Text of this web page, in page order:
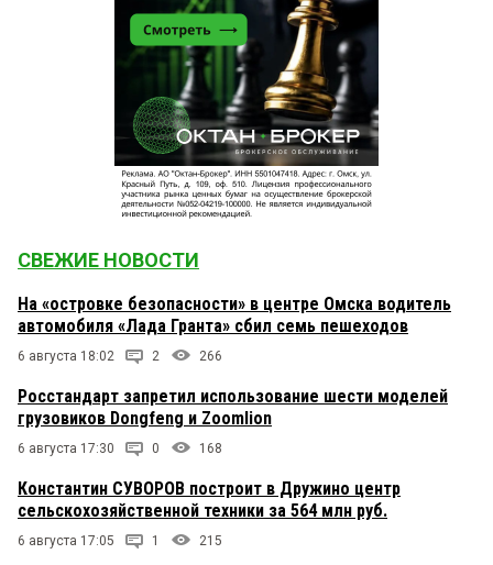
СВЕЖИЕ НОВОСТИ
На «островке безопасности» в центре Омска водитель
автомобиля «Лада Гранта» сбил семь пешеходов
6 августа 18:02 2 266
Росстандарт запретил использование шести моделей
грузовиков Dongfeng и Zoomlion
6 августа 17:30 0 168
Константин СУВОРОВ построит в Дружино центр
сельскохозяйственной техники за 564 млн руб.
6 августа 17:05 1 215